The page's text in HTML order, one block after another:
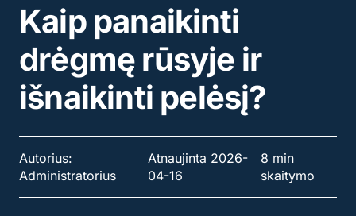
Kaip panaikinti
drėgmę rūsyje ir
išnaikinti pelėsį?
Autorius:
Administratorius
Atnaujinta 2026-
04-16
8 min
skaitymo